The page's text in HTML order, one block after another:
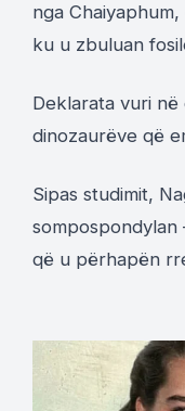
nga
ku u zbuluan
Deklarata vuri
dinozaurëve që
Sipas studimit,
sompospondylan
që u përhapën